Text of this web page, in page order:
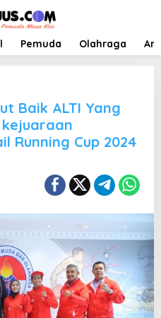
Pemuda Olahraga
Baik ALTI Yang
Running Cup 2024